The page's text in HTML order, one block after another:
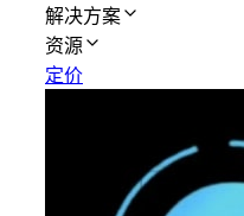
解决方案
资源
定价